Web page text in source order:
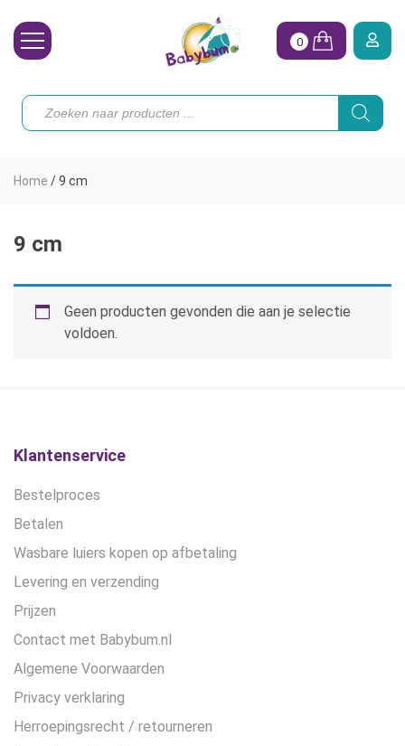
Toebehoren
Koopjes
Hoe begin ik?
0
Producten
zoeken
Home /9 cm
9 cm
Geen producten gevonden die aan je selectie
voldoen.
Klantenservice
Bestelproces
Betalen
Wasbare luiers kopen op afbetaling
Levering en verzending
Prijzen
Contact met Babybum.nl
Algemene Voorwaarden
Privacy verklaring
Herroepingsrecht / retourneren